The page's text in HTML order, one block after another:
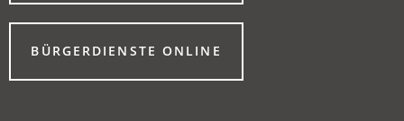
EINEM
NEUEN
TAB)BÜRGERDIENSTE ONLINE
(ÖFFNET
EINEM